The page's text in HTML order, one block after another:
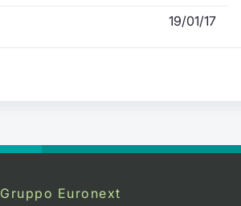
19/01/17
Gruppo Euronext